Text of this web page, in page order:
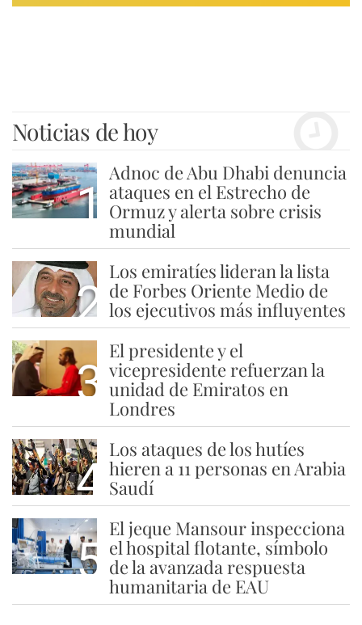
Noticias de hoy
1
Adnoc de Abu Dhabi denuncia
ataques en el Estrecho de
Ormuz y alerta sobre crisis
mundial
2
Los emiratíes lideran la lista
de Forbes Oriente Medio de
los ejecutivos más influyentes
3
El presidente y el
vicepresidente refuerzan la
unidad de Emiratos en
Londres
4
Los ataques de los hutíes
hieren a 11 personas en Arabia
Saudí
5
El jeque Mansour inspecciona
el hospital flotante, símbolo
de la avanzada respuesta
humanitaria de EAU